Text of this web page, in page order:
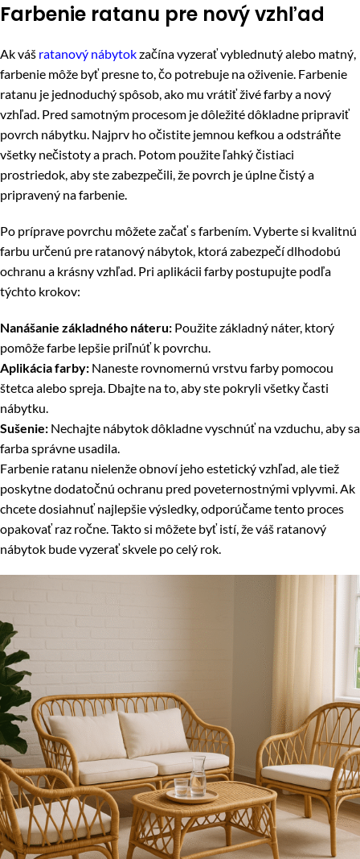
Farbenie ratanu pre nový vzhľad
Ak váš ratanový nábytokzačína vyzerať vyblednutý alebo matný,
farbenie môže byť presne to, čo potrebuje na oživenie. Farbenie
ratanu je jednoduchý spôsob, ako mu vrátiť živé farby a nový
vzhľad. Pred samotným procesom je dôležité dôkladne pripraviť
povrch nábytku. Najprv ho očistite jemnou kefkou a odstráňte
všetky nečistoty a prach. Potom použite ľahký čistiaci
prostriedok, aby ste zabezpečili, že povrch je úplne čistý a
pripravený na farbenie.
Po príprave povrchu môžete začať s farbením. Vyberte si kvalitnú
farbu určenú pre ratanový nábytok, ktorá zabezpečí dlhodobú
ochranu a krásny vzhľad. Pri aplikácii farby postupujte podľa
týchto krokov:
Nanášanie základného náteru: Použite základný náter, ktorý
pomôže farbe lepšie priľnúť k povrchu.
Aplikácia farby: Naneste rovnomernú vrstvu farby pomocou
štetca alebo spreja. Dbajte na to, aby ste pokryli všetky časti
nábytku.
Sušenie: Nechajte nábytok dôkladne vyschnúť na vzduchu, aby sa
farba správne usadila.
Farbenie ratanu nielenže obnoví jeho estetický vzhľad, ale tiež
poskytne dodatočnú ochranu pred poveternostnými vplyvmi. Ak
chcete dosiahnuť najlepšie výsledky, odporúčame tento proces
opakovať raz ročne. Takto si môžete byť istí, že váš ratanový
nábytok bude vyzerať skvele po celý rok.